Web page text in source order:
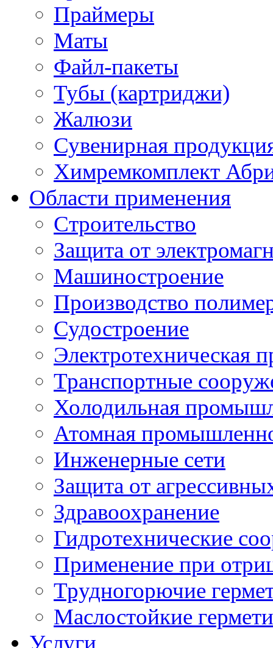
Праймеры
Маты
Файл-пакеты
Тубы (картриджи)
Жалюзи
Сувенирная
Химремкомплект
Области применения
Строительство
Защита от
Машиностроение
Производство
Судостроение
Электротехническая
Транспортные
Холодильная
Атомная
Инженерные сети
Защита от
Здравоохранение
Гидротехнические
Применение при
Трудногорючие
Маслостойкие
Услуги